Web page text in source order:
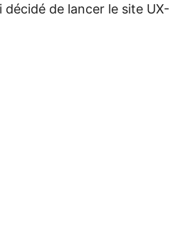
décidé de lancer le site UX-